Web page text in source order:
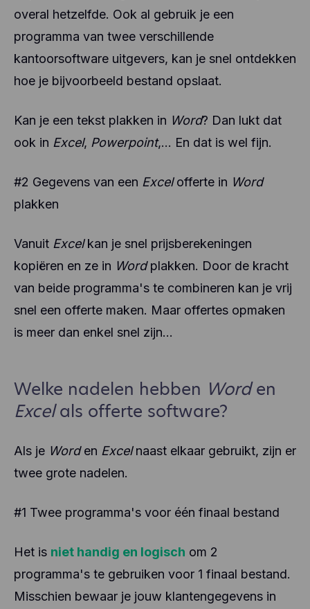
overal hetzelfde. Ook al gebruik je een
programma van twee verschillende
kantoorsoftware uitgevers, kan je snel ontdekken
hoe je bijvoorbeeld bestand opslaat.
Kan je een tekst plakken in Word? Dan lukt dat
ook in Excel, Powerpoint,... En dat is wel fijn.
#2 Gegevens van een Excelofferte in Word
plakken
Vanuit Excelkan je snel prijsberekeningen
kopiëren en ze in Wordplakken. Door de kracht
van beide programma's te combineren kan je vrij
snel een offerte maken. Maar offertes opmaken
is meer dan enkel snel zijn...
Welke nadelen hebben Worden
Excelals offerte software?
Als je Worden Excelnaast elkaar gebruikt, zijn er
twee grote nadelen.
#1 Twee programma's voor één finaal bestand
Het is niet handig en logisch om 2
programma's te gebruiken voor 1 finaal bestand.
Misschien bewaar je jouw klantengegevens in